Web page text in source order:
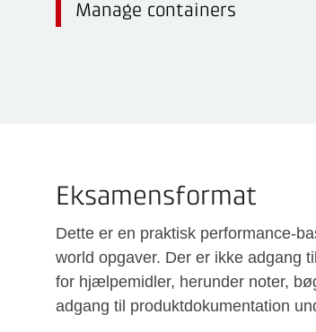
Manage containers
Eksamensformat
Dette er en praktisk performance-
world opgaver. Der er ikke adgang
for hjælpemidler, herunder noter,
adgang til produktdokumentation